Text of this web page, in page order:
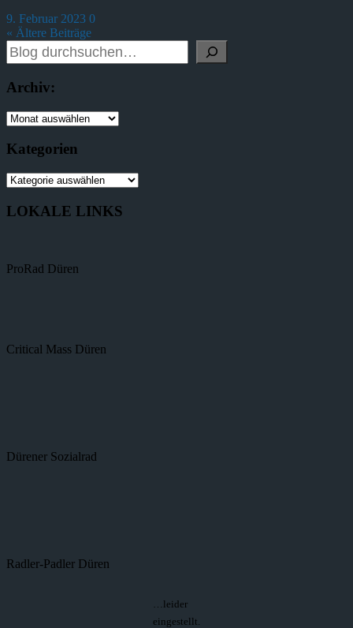
9. Februar 2023 0
« Ältere Beiträge
Archiv:
Kategorien
LOKALE LINKS
ProRad Düren
Critical Mass Düren
Dürener Sozialrad
Radler-Padler Düren
…leider
eingestellt.